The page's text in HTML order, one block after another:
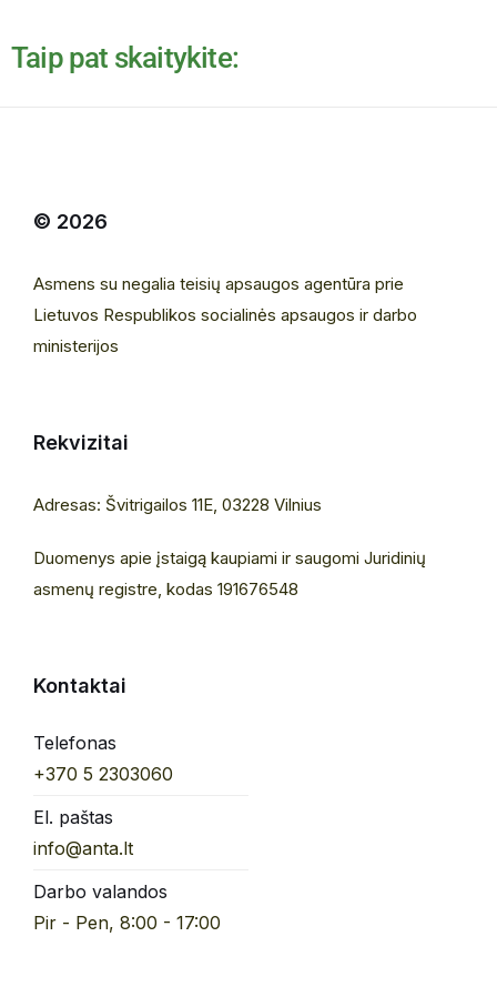
Taip pat skaitykite:
© 2026
Asmens su negalia teisių apsaugos agentūra prie
Lietuvos Respublikos socialinės apsaugos ir darbo
ministerijos
Rekvizitai
Adresas: Švitrigailos 11E, 03228 Vilnius
Duomenys apie įstaigą kaupiami ir saugomi Juridinių
asmenų registre, kodas 191676548
Kontaktai
Telefonas
+370 5 2303060
El. paštas
info@anta.lt
Darbo valandos
Pir - Pen, 8:00 - 17:00